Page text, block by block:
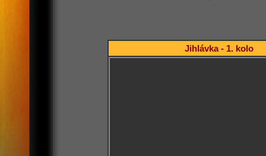
Jihlávka - 1. kolo